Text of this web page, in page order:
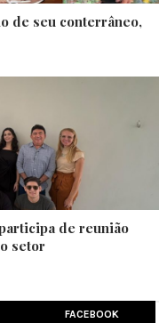
de seu conterrâneo,
de reunião
setor
FACEBOOK